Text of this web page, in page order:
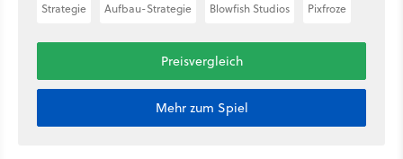
Strategie Aufbau-Strategie Blowfish Studios Pixfroze
Preisvergleich
Mehr zum Spiel